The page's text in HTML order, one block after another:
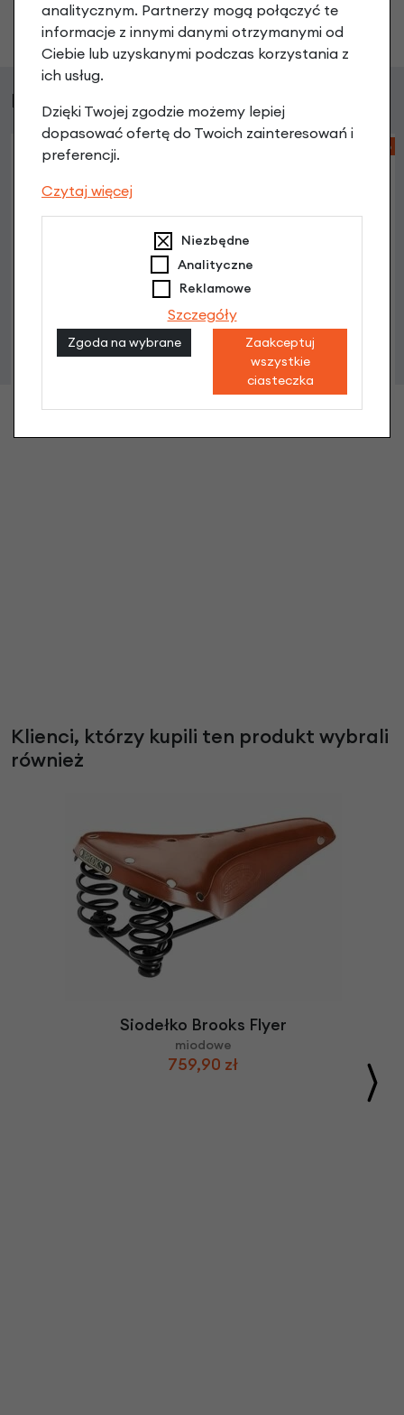
Zadaj pytanie
Podobne produkty
-41%
Komplet błotników Topeak DeFender XC1 + XC11
189,90 zł
Klienci, którzy kupili ten produkt wybrali
również
Siodełko Brooks Flyer
miodowe
759,90 zł
analitycznym. Partnerzy mogą połączyć te
informacje z innymi danymi otrzymanymi od
Ciebie lub uzyskanymi podczas korzystania z
ich usług.
Dzięki Twojej zgodzie możemy lepiej
dopasować ofertę do Twoich zainteresowań i
preferencji.
Czytaj więcej
Niezbędne
Analityczne
Reklamowe
Szczegóły
Zgoda na wybrane
Zaakceptuj
wszystkie
ciasteczka